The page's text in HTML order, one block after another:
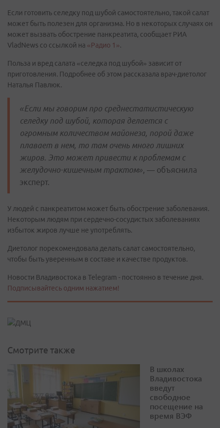
Если готовить селедку под шубой самостоятельно, такой салат
может быть полезен для организма. Но в некоторых случаях он
может вызвать обострение панкреатита, сообщает РИА
VladNews со ссылкой на «Радио 1».
Польза и вред салата «селедка под шубой» зависит от
приготовления. Подробнее об этом рассказала врач-диетолог
Наталья Павлюк.
«Если мы говорим про среднестатистическую
селедку под шубой, которая делается с
огромным количеством майонеза, порой даже
плавает в нем, то там очень много лишних
жиров. Это может привести к проблемам с
желудочно-кишечным трактом», — объяснила
эксперт.
У людей с панкреатитом может быть обострение заболевания.
Некоторым людям при сердечно-сосудистых заболеваниях
избыток жиров лучше не употреблять.
Диетолог порекомендовала делать салат самостоятельно,
чтобы быть уверенным в составе и качестве продуктов.
Новости Владивостока в Telegram - постоянно в течение дня.
Подписывайтесь одним нажатием!
Смотрите также
В школах
Владивостока
введут
свободное
посещение на
время ВЭФ